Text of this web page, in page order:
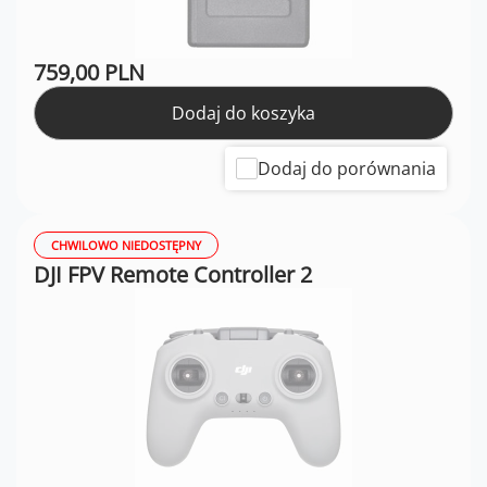
759,00 PLN
Dodaj do koszyka
Dodaj do porównania
CHWILOWO NIEDOSTĘPNY
DJI FPV Remote Controller 2